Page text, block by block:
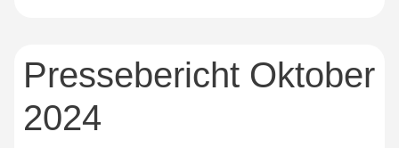
Pressebericht Oktober
2024